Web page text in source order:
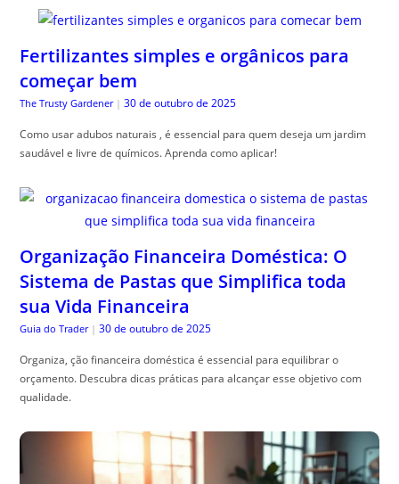
Fertilizantes simples e orgânicos para
começar bem
The Trusty Gardener | 30 de outubro de 2025
Como usar adubos naturais , é essencial para quem deseja um jardim
saudável e livre de químicos. Aprenda como aplicar!
Organização Financeira Doméstica: O
Sistema de Pastas que Simplifica toda
sua Vida Financeira
Guia do Trader | 30 de outubro de 2025
Organiza, ção financeira doméstica é essencial para equilibrar o
orçamento. Descubra dicas práticas para alcançar esse objetivo com
qualidade.